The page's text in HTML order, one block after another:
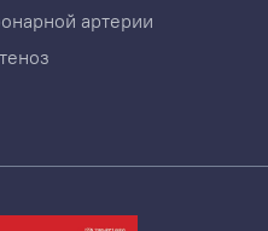
артерии